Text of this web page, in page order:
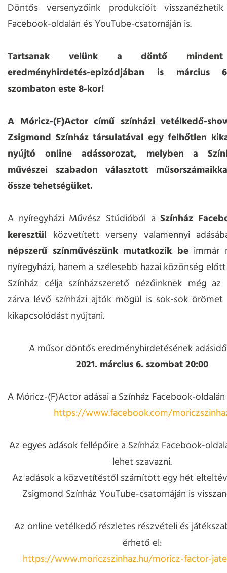
Döntős versenyzőink produkcióit
Facebook-oldalán és YouTube-csatornáján is.
Tartsanak velünk a döntő
eredményhirdetés-epizódjában is március
szombaton este 8-kor!
A Móricz-(F)Actor című színházi vetélkedő-
Zsigmond Színház társulatával egy felhőtlen
nyújtó online adássorozat, melyben a
művészei szabadon választott
össze tehetségüket.
A nyíregyházi Művész Stúdióból aSzínház
keresztül közvetített verseny valamennyi
népszerű színművészünk mutatkozik beimmár
nyíregyházi, hanem a szélesebb hazai közönség
Színház célja színházszerető nézőinknek még az
zárva lévő színházi ajtók mögül is sok-sok örömet
kikapcsolódást nyújtani.
A műsor döntős eredményhirdetésének
2021. március 6. szombat 20:00
A Móricz-(F)Actor adásai a Színház Facebook-
https://www.facebook.com/
Az egyes adások fellépőire a Színház Facebook-
lehet szavazni.
Az adások a közvetítéstől számított egy hét
Zsigmond Színház YouTube-csatornáján is
Az online vetélkedő részletes részvételi és
érhető el:
https://www.moriczszinhaz.hu/moricz-factor-